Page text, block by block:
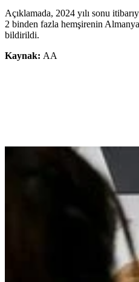
Açıklamada, 2024 yılı sonu
2 binden fazla hemşirenin
bildirildi.
Kaynak: AA